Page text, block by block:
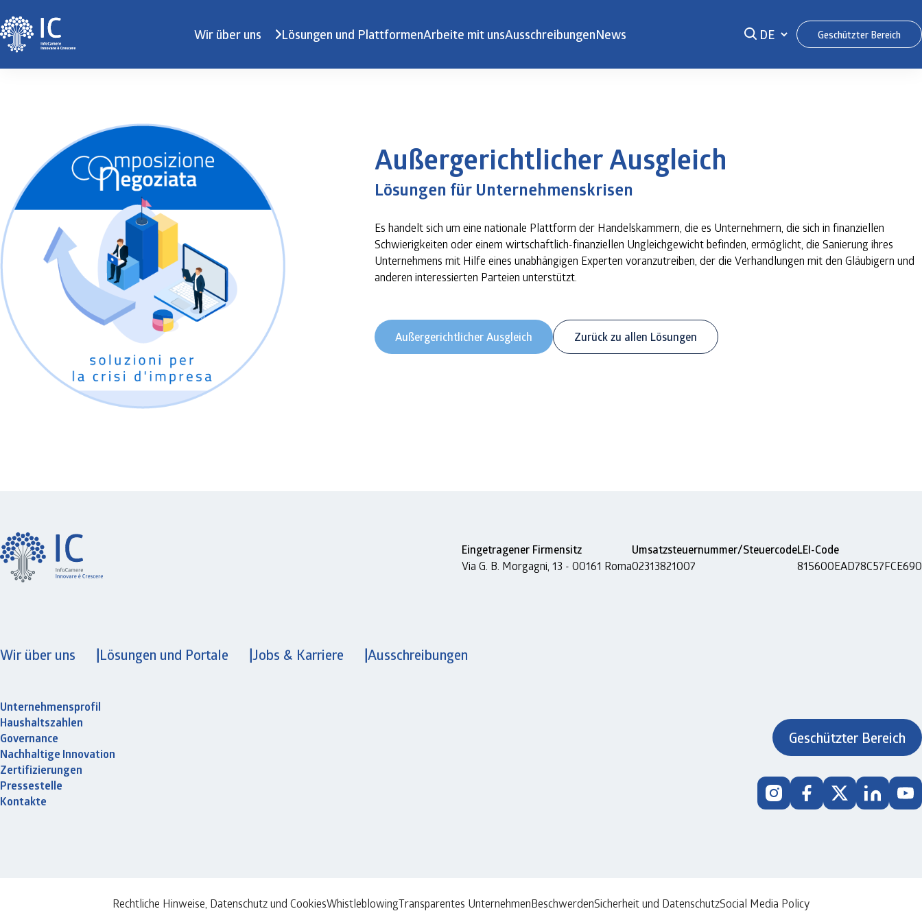
Wir über uns Lösungen und PlattformenArbeite mit unsAusschreibungenNews Geschützter Bereich
Außergerichtlicher Ausgleich
Lösungen für Unternehmenskrisen
Es handelt sich um eine nationale Plattform der Handelskammern, die es Unternehmern, die sich in finanziellen
Schwierigkeiten oder einem wirtschaftlich-finanziellen Ungleichgewicht befinden, ermöglicht, die Sanierung ihres
Unternehmens mit Hilfe eines unabhängigen Experten voranzutreiben, der die Verhandlungen mit den Gläubigern und
anderen interessierten Parteien unterstützt.
Außergerichtlicher Ausgleich Zurück zu allen Lösungen
Eingetragener Firmensitz
Via G. B. Morgagni, 13 - 00161 Roma
Umsatzsteuernummer/Steuercode
02313821007
LEI-Code
815600EAD78C57FCE690
Wir über uns Lösungen und Portale Jobs & Karriere Ausschreibungen
Unternehmensprofil
Haushaltszahlen
Governance
Nachhaltige Innovation
Zertifizierungen
Pressestelle
Kontakte
Geschützter Bereich
Rechtliche Hinweise, Datenschutz und CookiesWhistleblowingTransparentes UnternehmenBeschwerdenSicherheit und DatenschutzSocial Media Policy